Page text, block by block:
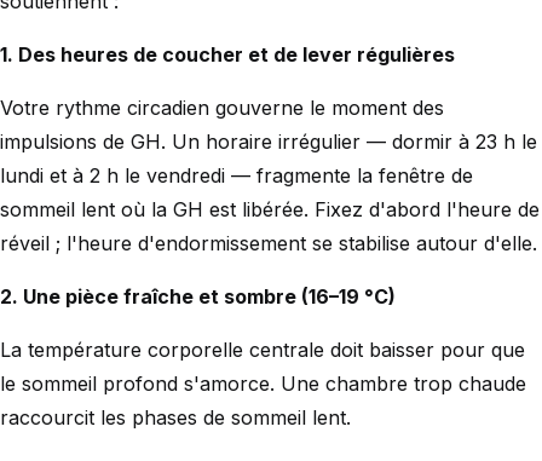
1. Des heures de coucher et de lever régulières
Votre rythme circadien gouverne le moment des
impulsions de GH. Un horaire irrégulier — dormir à 23 h le
lundi et à 2 h le vendredi — fragmente la fenêtre de
sommeil lent où la GH est libérée. Fixez d'abord l'heure de
réveil ; l'heure d'endormissement se stabilise autour d'elle.
2. Une pièce fraîche et sombre (16–19 °C)
La température corporelle centrale doit baisser pour que
le sommeil profond s'amorce. Une chambre trop chaude
raccourcit les phases de sommeil lent.